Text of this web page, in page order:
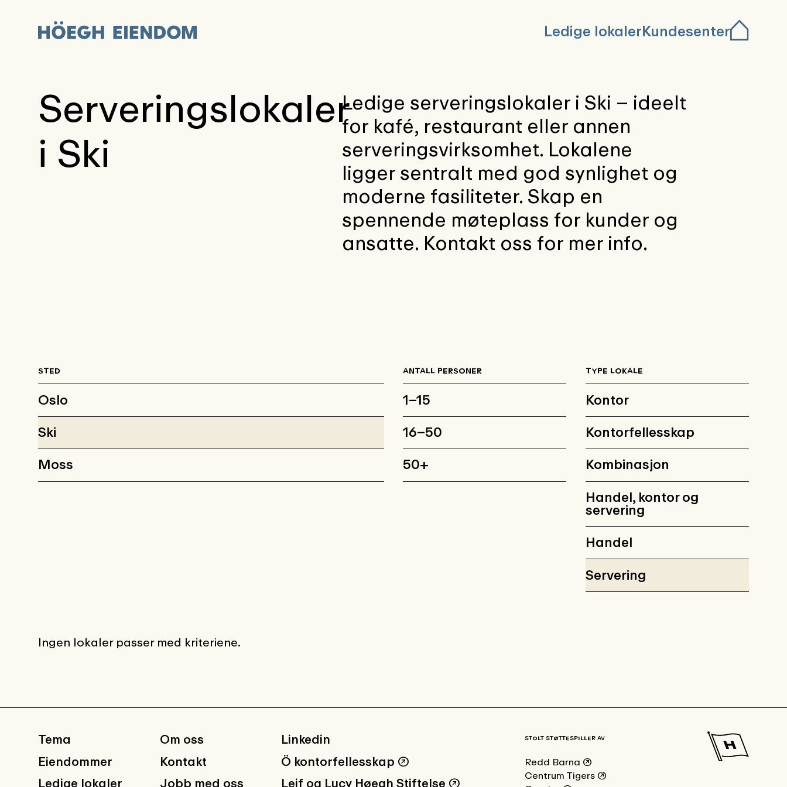
Ledige lokaler Kundesenter
Serveringslokaler
i Ski
Ledige serveringslokaler i Ski – ideelt
for kafé, restaurant eller annen
serveringsvirksomhet. Lokalene
ligger sentralt med god synlighet og
moderne fasiliteter. Skap en
spennende møteplass for kunder og
ansatte. Kontakt oss for mer info.
STED
Oslo
Ski
Moss
ANTALL PERSONER
1–15
16–50
50+
TYPE LOKALE
Kontor
Kontorfellesskap
Kombinasjon
Handel, kontor og
servering
Handel
Servering
Ingen lokaler passer med kriteriene.
Tema
Eiendommer
Ledige lokaler
Om oss
Kontakt
Jobb med oss
Linkedin
Ö kontorfellesskap ↗
Leif og Lucy Høegh Stiftelse ↗
STOLT STØTTESPILLER AV
Redd Barna ↗
Centrum Tigers ↗